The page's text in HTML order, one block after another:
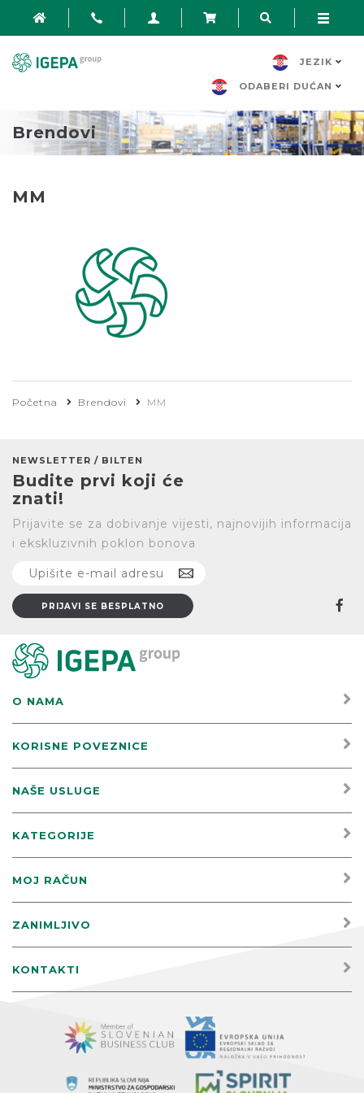
JEZIK
ODABERI DUĆAN
Brendovi
MM
Početna Brendovi MM
NEWSLETTER / BILTEN
Budite prvi koji će
znati!
Prijavite se za dobivanje vijesti, najnovijih informacija
i ekskluzivnih poklon bonova
O NAMA
KORISNE POVEZNICE
NAŠE USLUGE
KATEGORIJE
MOJ RAČUN
ZANIMLJIVO
KONTAKTI